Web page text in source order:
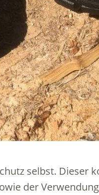
selbst. Dieser
der